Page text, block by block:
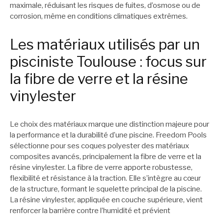
maximale, réduisant les risques de fuites, d’osmose ou de
corrosion, même en conditions climatiques extrêmes.
Les matériaux utilisés par un
pisciniste Toulouse : focus sur
la fibre de verre et la résine
vinylester
Le choix des matériaux marque une distinction majeure pour
la performance et la durabilité d’une piscine. Freedom Pools
sélectionne pour ses coques polyester des matériaux
composites avancés, principalement la fibre de verre et la
résine vinylester. La fibre de verre apporte robustesse,
flexibilité et résistance à la traction. Elle s’intègre au cœur
de la structure, formant le squelette principal de la piscine.
La résine vinylester, appliquée en couche supérieure, vient
renforcer la barrière contre l’humidité et prévient